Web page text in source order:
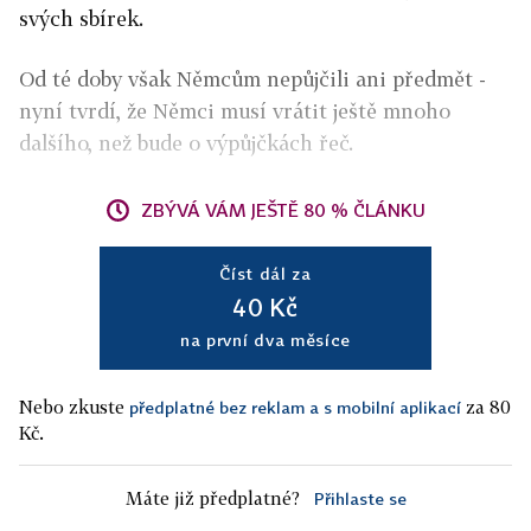
svých sbírek.
Od té doby však Němcům nepůjčili ani předmět -
nyní tvrdí, že Němci musí vrátit ještě mnoho
dalšího, než bude o výpůjčkách řeč.
ZBÝVÁ VÁM JEŠTĚ 80 % ČLÁNKU
Číst dál za
40 Kč
na první dva měsíce
Nebo zkuste předplatné bez reklam a s mobilní aplikací za 80
Kč.
Máte již předplatné? Přihlaste se